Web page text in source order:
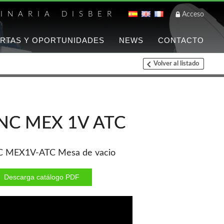
DISBER Acceso
Y OPORTUNIDADES NEWS CONTACTO
Listado de
Volver al listado
MEX 1V ATC
MEX1V-ATC Mesa de vacio
Descarga catálogo PDF